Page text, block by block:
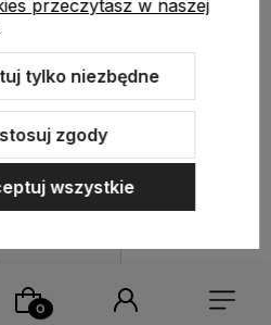
przeczytasz w naszej
tylko niezbędne
zgody
wszystkie